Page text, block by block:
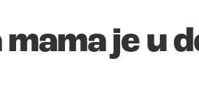
je u